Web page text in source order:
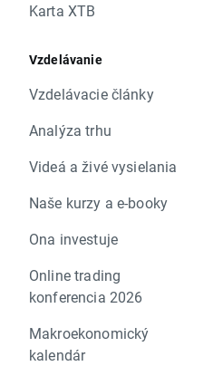
Karta XTB
Vzdelávanie
Vzdelávacie články
Analýza trhu
Videá a živé vysielania
Naše kurzy a e-booky
Ona investuje
Online trading
konferencia 2026
Makroekonomický
kalendár